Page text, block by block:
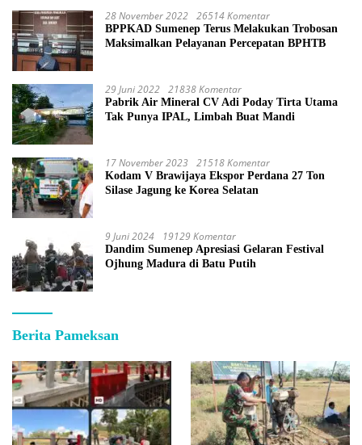
28 November 2022 26514 Komentar
BPPKAD Sumenep Terus Melakukan Trobosan
Maksimalkan Pelayanan Percepatan BPHTB
29 Juni 2022 21838 Komentar
Pabrik Air Mineral CV Adi Poday Tirta Utama
Tak Punya IPAL, Limbah Buat Mandi
17 November 2023 21518 Komentar
Kodam V Brawijaya Ekspor Perdana 27 Ton
Silase Jagung ke Korea Selatan
9 Juni 2024 19129 Komentar
Dandim Sumenep Apresiasi Gelaran Festival
Ojhung Madura di Batu Putih
Berita Pameksan